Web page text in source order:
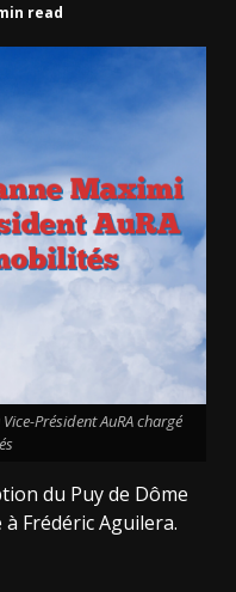
read
Président AuRA chargé
du Puy de Dôme
Frédéric Aguilera.